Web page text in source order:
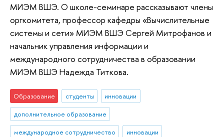
МИЭМ ВШЭ. О школе-семинаре рассказывают члены
оргкомитета, профессор кафедры «Вычислительные
системы и сети» МИЭМ ВШЭ Сергей Митрофанов и
начальник управления информации и
международного сотрудничества в образовании
МИЭМ ВШЭ Надежда Титкова.
Образование студенты
инновации
дополнительное образование
международное сотрудничество
инновации